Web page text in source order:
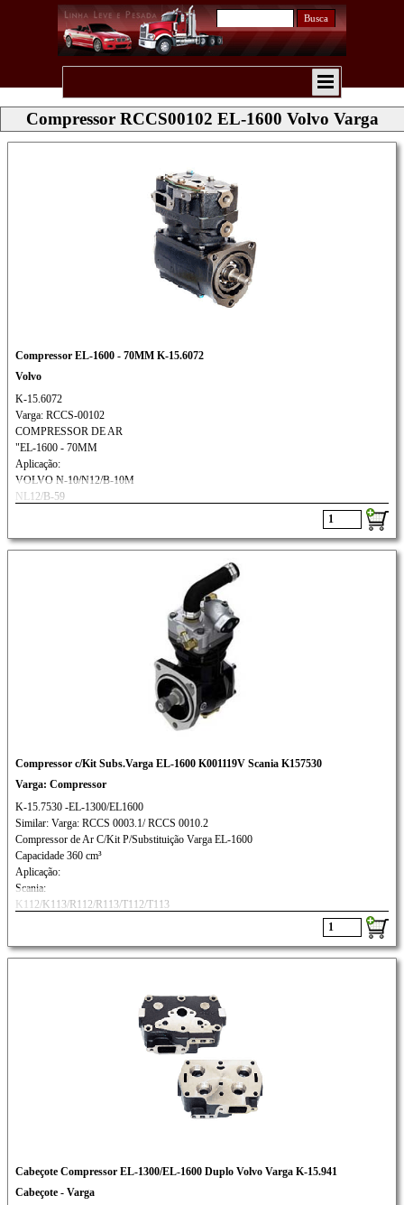
Busca
Compressor RCCS00102 EL-1600 Volvo Varga
Compressor EL-1600 - 70MM K-15.6072
Volvo
K-15.6072
Varga: RCCS-00102
COMPRESSOR DE AR
"EL-1600 - 70MM
Aplicação:
VOLVO N-10/N12/B-10M
NL12/B-59
Compressor c/Kit Subs.Varga EL-1600 K001119V Scania K157530
Varga: Compressor
K-15.7530 -EL-1300/EL1600
Similar: Varga: RCCS 0003.1/ RCCS 0010.2
Compressor de Ar C/Kit P/Substituição Varga EL-1600
Capacidade 360 cm³
Aplicação:
Scania:
K112/K113/R112/R113/T112/T113
Cabeçote Compressor EL-1300/EL-1600 Duplo Volvo Varga K-15.941
Cabeçote - Varga